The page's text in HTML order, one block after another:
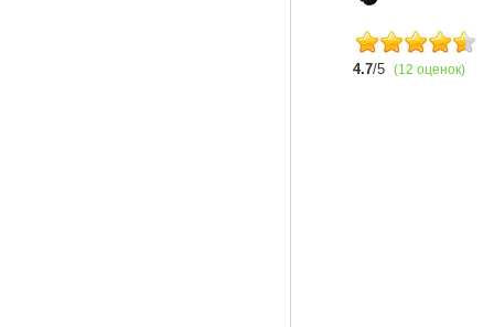
4.7/5 (12 оценок)